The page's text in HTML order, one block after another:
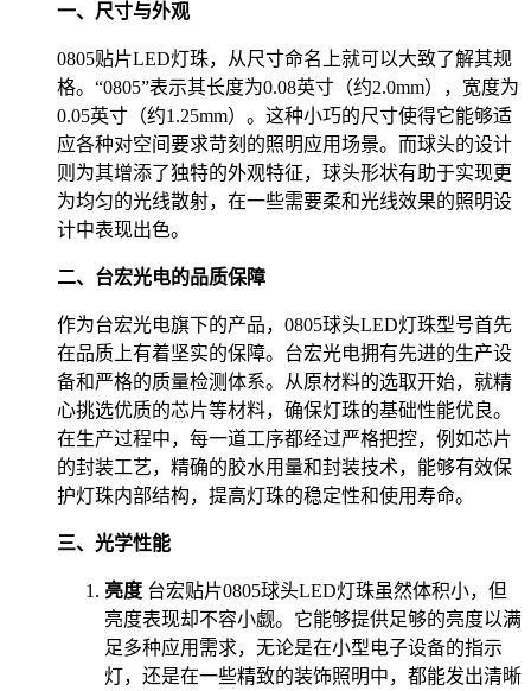
一、尺寸与外观
0805贴片LED灯珠，从尺寸命名上就可以大致了解其规
格。“0805”表示其长度为0.08英寸（约2.0mm），宽度为
0.05英寸（约1.25mm）。这种小巧的尺寸使得它能够适
应各种对空间要求苛刻的照明应用场景。而球头的设计
则为其增添了独特的外观特征，球头形状有助于实现更
为均匀的光线散射，在一些需要柔和光线效果的照明设
计中表现出色。
二、台宏光电的品质保障
作为台宏光电旗下的产品，0805球头LED灯珠型号首先
在品质上有着坚实的保障。台宏光电拥有先进的生产设
备和严格的质量检测体系。从原材料的选取开始，就精
心挑选优质的芯片等材料，确保灯珠的基础性能优良。
在生产过程中，每一道工序都经过严格把控，例如芯片
的封装工艺，精确的胶水用量和封装技术，能够有效保
护灯珠内部结构，提高灯珠的稳定性和使用寿命。
三、光学性能
亮度 台宏贴片0805球头LED灯珠虽然体积小，但
亮度表现却不容小觑。它能够提供足够的亮度以满
足多种应用需求，无论是在小型电子设备的指示
灯，还是在一些精致的装饰照明中，都能发出清晰